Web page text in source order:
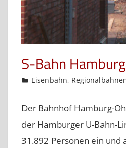
S-Bahn
admin
Eisenbahn,
Der Bahnhof Hamburg-
der Hamburger U-Bahn-
31.892 Personen ein und